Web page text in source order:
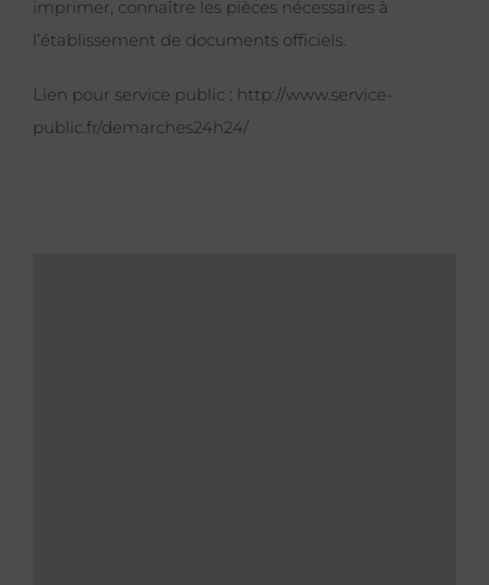
imprimer, connaître les pièces nécessaires à
l’établissement de documents officiels.
Lien pour service public : http://www.service-
public.fr/demarches24h24/